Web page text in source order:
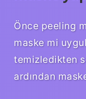
Önce peeling
maske mi
temizledikten
ardından